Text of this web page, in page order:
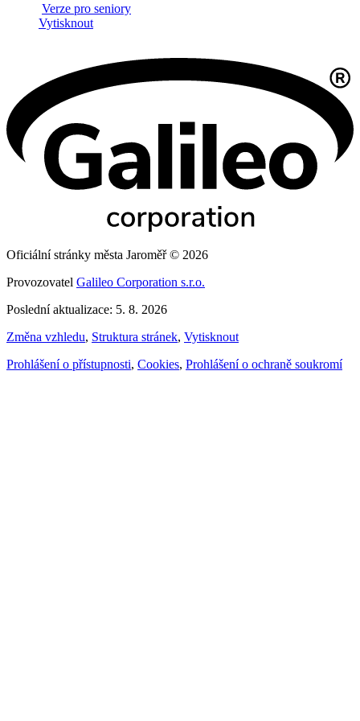
Verze pro seniory
Vytisknout
Oficiální stránky města Jaroměř © 2026
Provozovatel Galileo Corporation s.r.o.
Poslední aktualizace: 5. 8. 2026
Změna vzhledu, Struktura stránek, Vytisknout
Prohlášení o přístupnosti, Cookies, Prohlášení o ochraně soukromí